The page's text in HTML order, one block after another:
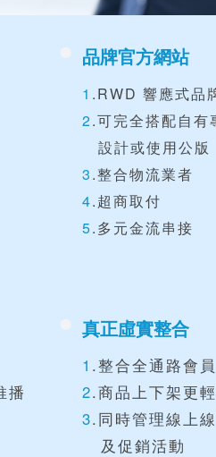
品牌官方網站
1 .RWD 響應式品
2.可完全搭配自有
設計或使用公版
3.整合物流業者
4.超商取付
5.多元金流串接
播
真正虛實整合
1 .整合全通路會員
2.商品上下架更
3.同時管理線上
及促銷活動